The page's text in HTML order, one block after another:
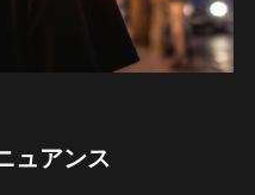
ュアンス